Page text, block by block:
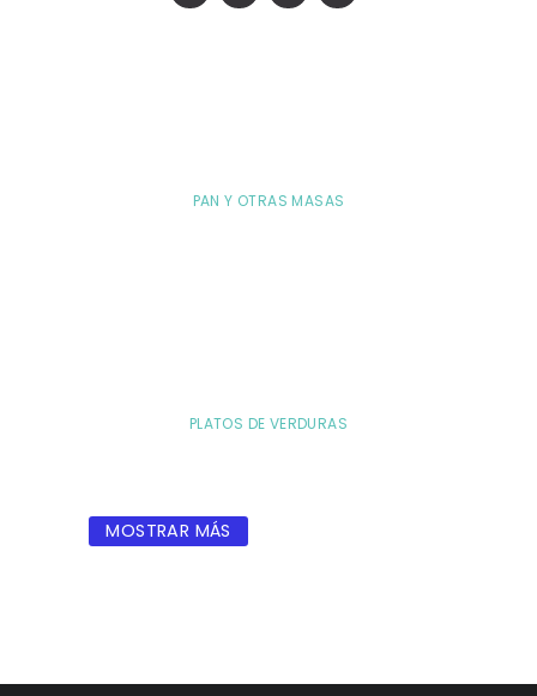
PAN Y OTRAS MASAS
PLATOS DE VERDURAS
MOSTRAR MÁS